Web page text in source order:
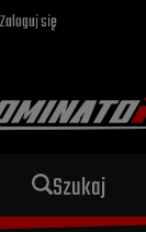
Zaloguj się
Szukaj